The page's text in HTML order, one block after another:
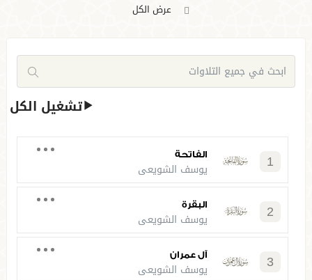
عرض الكل
تشغيل الكل
1 الفاتحة
يوسف الشويعي
2 البقرة
يوسف الشويعي
3 آل عمران
يوسف الشويعي